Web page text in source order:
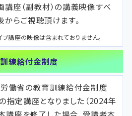
座（副教材）の講義映像すべ
らご視聴頂けます。
講座の映像は含まれておりません。
練給付金制度
労働省の教育訓練給付金制度
指定講座となりました（2024年